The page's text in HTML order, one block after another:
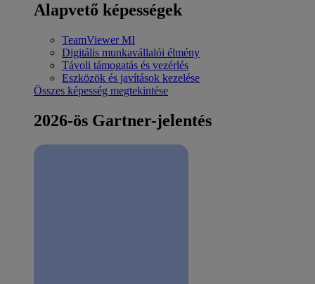
Alapvető képességek
TeamViewer MI
Digitális munkavállalói élmény
Távoli támogatás és vezérlés
Eszközök és javítások kezelése
Összes képesség megtekintése
2026-ös Gartner-jelentés